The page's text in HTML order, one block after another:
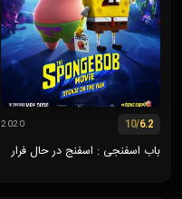
6.2
/10
2020
باب اسفنجی : اسفنج در حال فرار